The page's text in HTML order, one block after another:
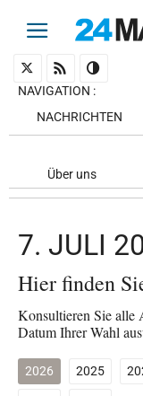
NAVIGATION :
NACHRICHTEN
Über uns
7. JULI
Hier finden
Konsultieren Sie alle
Datum Ihrer Wahl
2026 2025